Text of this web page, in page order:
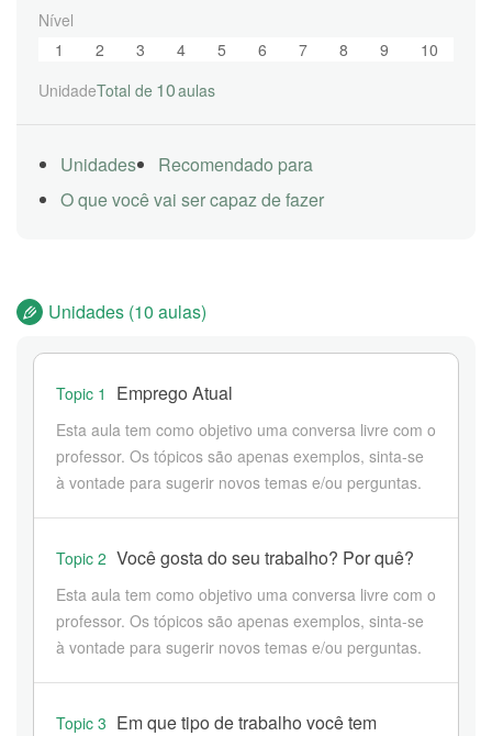
Nível
1
2 3 4 5 6 7 8 9
10
UnidadeTotal de 10aulas
Unidades
Recomendado para
O que você vai ser capaz de fazer
Unidades (10 aulas)
Topic 1 Emprego Atual
Esta aula tem como objetivo uma conversa livre com o
professor. Os tópicos são apenas exemplos, sinta-se
à vontade para sugerir novos temas e/ou perguntas.
Topic 2 Você gosta do seu trabalho? Por quê?
Esta aula tem como objetivo uma conversa livre com o
professor. Os tópicos são apenas exemplos, sinta-se
à vontade para sugerir novos temas e/ou perguntas.
Topic 3 Em que tipo de trabalho você tem